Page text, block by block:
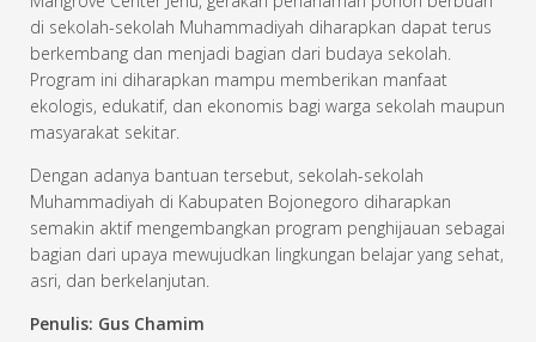
di sekolah-sekolah Muhammadiyah diharapkan dapat terus
berkembang dan menjadi bagian dari budaya sekolah.
Program ini diharapkan mampu memberikan manfaat
ekologis, edukatif, dan ekonomis bagi warga sekolah maupun
masyarakat sekitar.
Dengan adanya bantuan tersebut, sekolah-sekolah
Muhammadiyah di Kabupaten Bojonegoro diharapkan
semakin aktif mengembangkan program penghijauan sebagai
bagian dari upaya mewujudkan lingkungan belajar yang sehat,
asri, dan berkelanjutan.
Penulis: Gus Chamim